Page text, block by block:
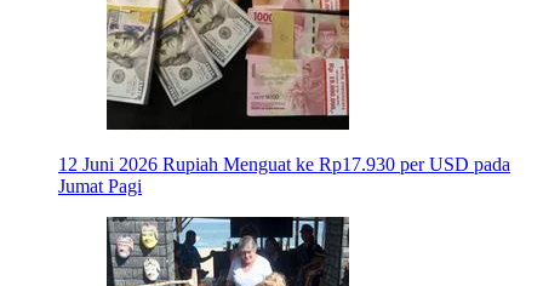
12 Juni 2026 Rupiah Menguat ke Rp17.930 per USD pada
Jumat Pagi